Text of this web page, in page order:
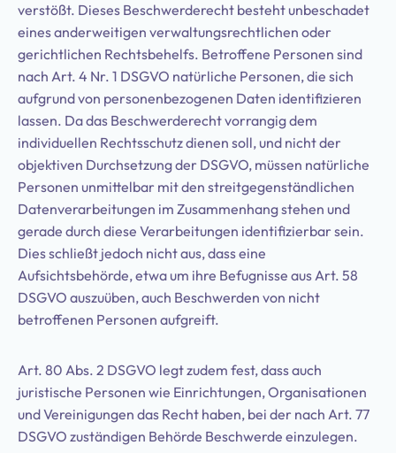
verstößt. Dieses Beschwerderecht besteht unbeschadet
eines anderweitigen verwaltungsrechtlichen oder
gerichtlichen Rechtsbehelfs. Betroffene Personen sind
nach Art. 4 Nr. 1 DSGVO natürliche Personen, die sich
aufgrund von personenbezogenen Daten identifizieren
lassen. Da das Beschwerderecht vorrangig dem
individuellen Rechtsschutz dienen soll, und nicht der
objektiven Durchsetzung der DSGVO, müssen natürliche
Personen unmittelbar mit den streitgegenständlichen
Datenverarbeitungen im Zusammenhang stehen und
gerade durch diese Verarbeitungen identifizierbar sein.
Dies schließt jedoch nicht aus, dass eine
Aufsichtsbehörde, etwa um ihre Befugnisse aus Art. 58
DSGVO auszuüben, auch Beschwerden von nicht
betroffenen Personen aufgreift.
Art. 80 Abs. 2 DSGVO legt zudem fest, dass auch
juristische Personen wie Einrichtungen, Organisationen
und Vereinigungen das Recht haben, bei der nach Art. 77
DSGVO zuständigen Behörde Beschwerde einzulegen.